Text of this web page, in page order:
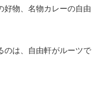
好物、名物カレーの自由
のは、自由軒がルーツで